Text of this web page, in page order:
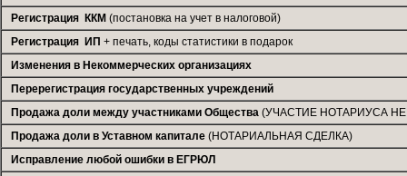
Регистрация ККМ (постановка на учет в налоговой)
Регистрация ИП + печать, коды статистики в подарок
Изменения в Некоммерческих организациях
Перерегистрация государственных учреждений
Продажа доли между участниками Общества (УЧАСТИЕ НОТАРИУСА
Продажа доли в Уставном капитале (НОТАРИАЛЬНАЯ СДЕЛКА)
Исправление любой ошибки в ЕГРЮЛ